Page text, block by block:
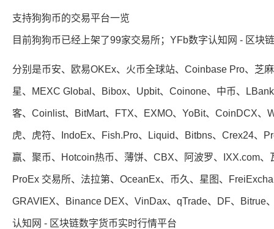
支持狗狗币的交易平台一览
目前狗狗币已经上架了99家交易所；YFb数字认知网 - 区块
分别是币安、欧易OKEx、火币全球站、Coinbase Pro、芝
星、MEXC Global、Bibox、Upbit、Coinone、中币、
客、Coinlist、BitMart、FTX、EXMO、YoBit、CoinDCX、
虎、虎符、IndoEx、Fish.Pro、Liquid、Bitbns、Crex24、
赢、聚币、Hotcoin热币、薄饼、CBX、阿波罗、IXX.com
ProEx 交易所、法拉第、OceanEx、币久、星图、
GRAVIEX、Binance DEX、VinDax、qTrade、DF、Bitrue
认知网 - 区块链数字货币实时行情平台